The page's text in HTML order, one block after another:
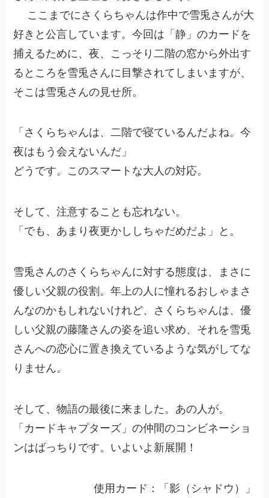
ここまでにさくらちゃんは作中で雪兎さんが大
好きと公言しています。今回は「静」のカードを
捕えるために、夜、こっそり二階の窓から外出す
るところを雪兎さんに目撃されてしまいますが、
そこは雪兎さんの見せ所。
「さくらちゃんは、二階で寝ているんだよね。今
夜はもう会えないんだ」
どうです。このスマートな大人の対応。
そして、注意することも忘れない。
「でも、あまり夜更かししちゃだめだよ」と。
雪兎さんのさくらちゃんに対する態度は、まさに
優しい父親の役割。年上の人に憧れるおしゃまさ
んなのかもしれないけれど、さくらちゃんは、優
しい父親の藤隆さんの姿を追い求め、それを雪兎
さんへの恋心に置き換えているような気がしてな
りません。
そして、物語の最後に来ました。あの人が。
「カードキャプターズ」の仲間のコンビネーショ
ンはばっちりです。いよいよ新展開！
使用カード：「影（シャドウ）」